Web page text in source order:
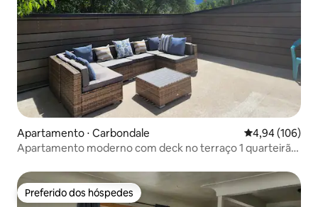
Apartamento ⋅ Carbondale 4,94 de uma
4,94 (106)
Apartamento moderno com deck no terraço 1 quarteirão
Preferido dos hóspedes
Preferido dos hóspedes